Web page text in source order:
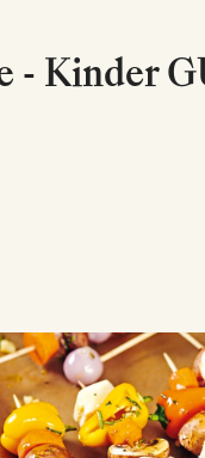
- Kinder